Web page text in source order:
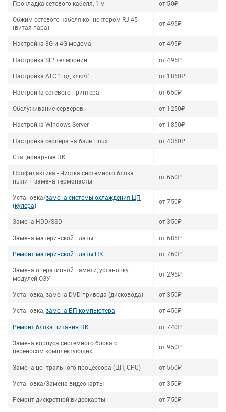
Прокладка сетевого кабеля, 1 м от 50₽
Обжим сетевого кабеля коннектором RJ-45
(витая пара)
от 495₽
Настройка 3G и 4G модема от 495₽
Настройка SIP телефонии от 495₽
Настройка АТС "под ключ" от 1850₽
Настройка сетевого принтера от 650₽
Обслуживание серверов от 1250₽
Настройка Windows Server от 1850₽
Настройка сервера на базе Linux от 4350₽
Стационарные ПК
Профилактика - Чистка системного блока
пыли + замена термопасты
от 650₽
Установка/замена системы охлаждения ЦП
(кулера)
от 750₽
Замена HDD/SSD от 350₽
Замена материнской платы от 685₽
Ремонт материнской платы ПК от 760₽
Замена оперативной памяти, установку
модулей ОЗУ
от 295₽
Установка, замена DVD привода (дисковода) от 350₽
Установка, замена БП компьютера от 450₽
Ремонт блока питания ПК от 740₽
Замена корпуса системного блока с
переносом комплектующих
от 950₽
Замена центрального процессора (ЦП, CPU) от 550₽
Установка/Замена видеокарты от 350₽
Ремонт дискретной видеокарты от 750₽